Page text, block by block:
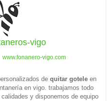
vigo
www.fonanero-vigo.com
de quitar gotele en
en vigo. trabajamos todo
y disponemos de equipo